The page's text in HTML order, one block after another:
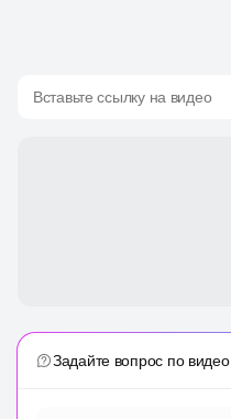
Вставьте ссылку на видео
Задайте вопрос по видео